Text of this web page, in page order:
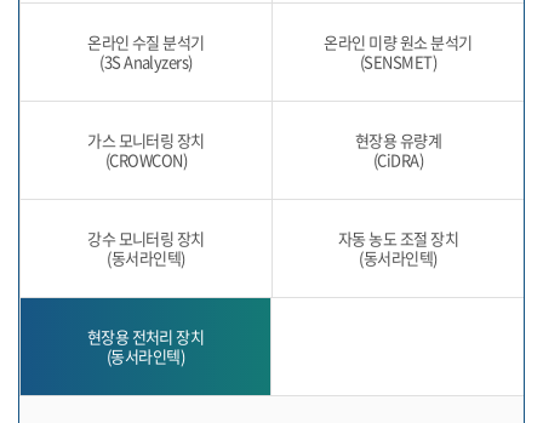
온라인 수질 분석기
(3S Analyzers)
온라인 미량 원소 분석기
(SENSMET)
가스 모니터링 장치
(CROWCON)
현장용 유량계
(CiDRA)
강수 모니터링 장치
(동서라인텍)
자동 농도 조절 장치
(동서라인텍)
현장용 전처리 장치
(동서라인텍)